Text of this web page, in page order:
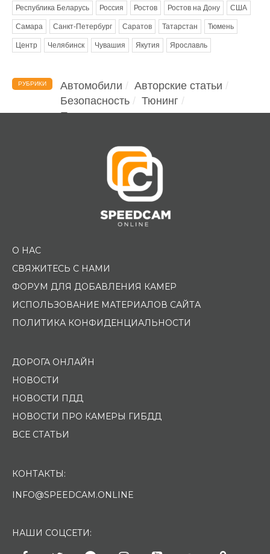
Республика Беларусь Россия Ростов Ростов на Дону США
Самара Санкт-Петербург Саратов Татарстан Тюмень
Центр Челябинск Чувашия Якутия Ярославль
РУБРИКИ Автомобили
Авторские статьи
Безопасность
Тюнинг
Помощь водителю
О НАС
СВЯЖИТЕСЬ С НАМИ
ФОРУМ ДЛЯ ДОБАВЛЕНИЯ КАМЕР
ИСПОЛЬЗОВАНИЕ МАТЕРИАЛОВ САЙТА
ПОЛИТИКА КОНФИДЕНЦИАЛЬНОСТИ
ДОРОГА ОНЛАЙН
НОВОСТИ
НОВОСТИ ПДД
НОВОСТИ ПРО КАМЕРЫ ГИБДД
ВСЕ СТАТЬИ
КОНТАКТЫ:
INFO@SPEEDCAM.ONLINE
НАШИ СОЦСЕТИ: